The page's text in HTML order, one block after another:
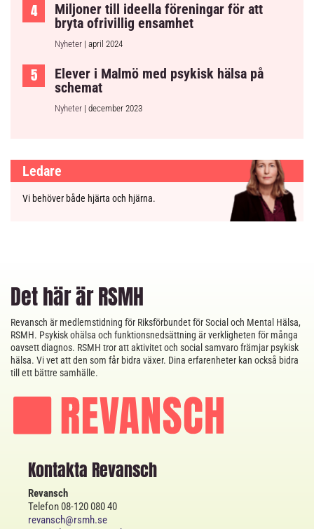
Miljoner till ideella föreningar för att
bryta ofrivillig ensamhet
Nyheter | april 2024
Elever i Malmö med psykisk hälsa på
schemat
Nyheter | december 2023
Ledare
Vi behöver både hjärta och hjärna.
Det här är RSMH
Revansch är medlemstidning för Riksförbundet för Social och Mental Hälsa,
RSMH. Psykisk ohälsa och funktionsnedsättning är verkligheten för många
oavsett diagnos. RSMH tror att aktivitet och social samvaro främjar psykisk
hälsa. Vi vet att den som får bidra växer. Dina erfarenheter kan också bidra
till ett bättre samhälle.
Kontakta Revansch
Revansch
Telefon 08-120 080 40
revansch@rsmh.se